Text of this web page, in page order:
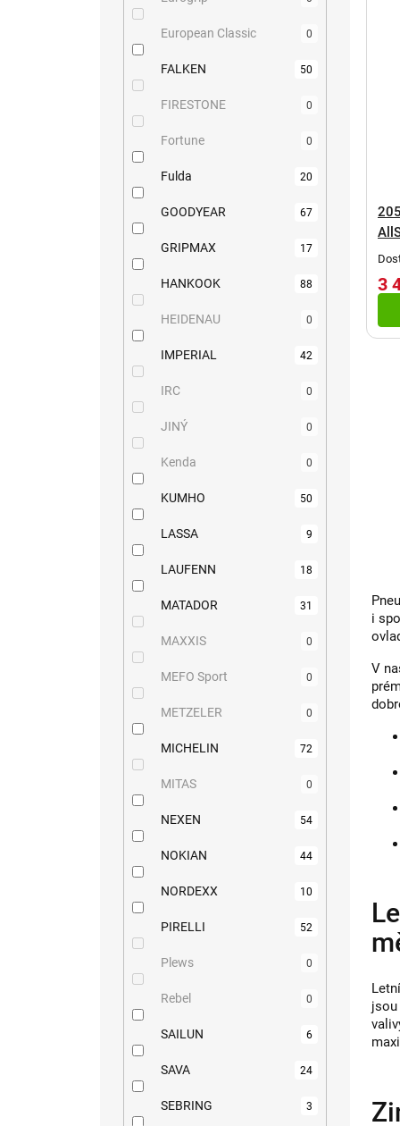
European Classic 0
FALKEN 50
FIRESTONE 0
Fortune 0
Fulda 20
GOODYEAR 67
GRIPMAX 17
HANKOOK 88
HEIDENAU 0
IMPERIAL 42
IRC 0
JINÝ 0
Kenda 0
KUMHO 50
LASSA 9
LAUFENN 18
MATADOR 31
MAXXIS 0
MEFO Sport 0
METZELER 0
MICHELIN 72
MITAS 0
NEXEN 54
NOKIAN 44
NORDEXX 10
PIRELLI 52
Plews 0
Rebel 0
SAILUN 6
SAVA 24
SEBRING 3
3
i
V
jsou